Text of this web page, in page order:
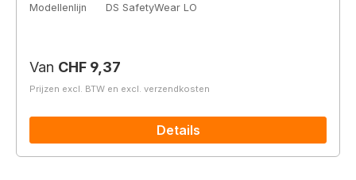
Modellenlijn
DS SafetyWear LO
Normale prijs:
Van CHF 9,37
Prijzen excl. BTW en excl. verzendkosten
Details